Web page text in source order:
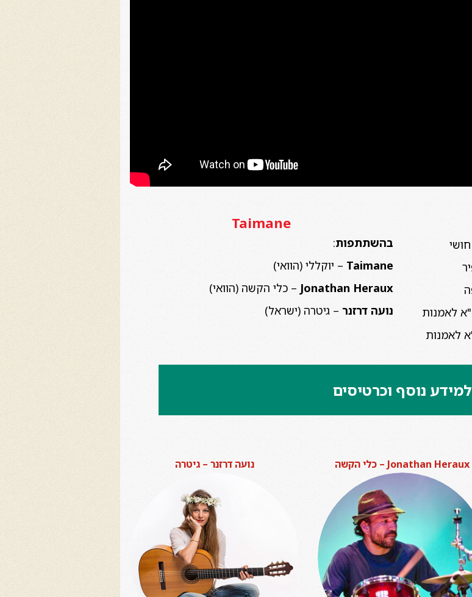
Taimane
בהשתתפות:
Taimane – יוקללי (הוואי)
Jonathan Heraux – כלי הקשה (הוואי)
נועה דרזנר – גיטרה (ישראל)
למידע נוסף וכרטיסים
נועה דרזנר – גיטרה Jonathan Heraux – כלי הקשה